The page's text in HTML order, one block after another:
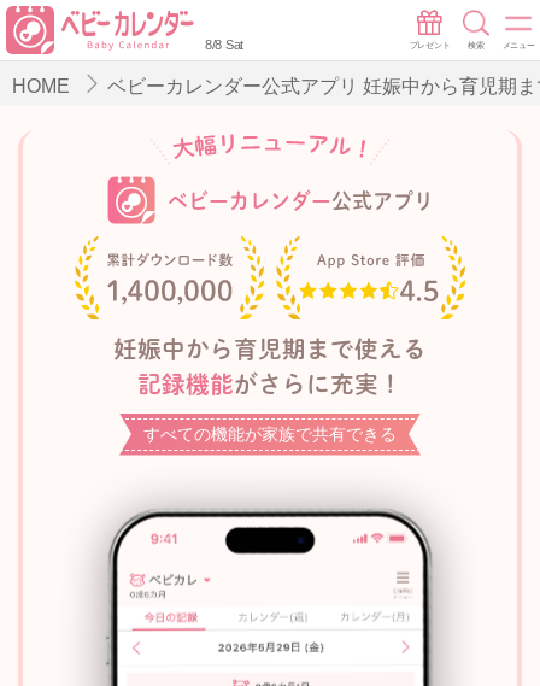
8/8 Sat プレゼント 検索 メニュー
HOME ベビーカレンダー公式アプリ 妊娠中から育児期
ベビーカレンダー公式アプリ
妊娠中から育児期まで使える
記録機能がさらに充実！
すべての機能が家族で共有できる